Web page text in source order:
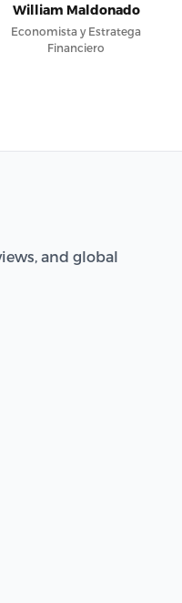
William Maldonado
Economista y Estratega
Financiero
and global